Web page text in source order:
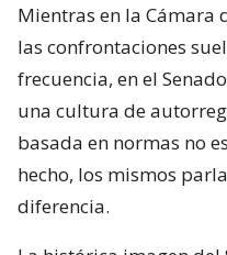
Mientras en la Cámara
las confrontaciones
frecuencia, en el
una cultura de
basada en normas no
hecho, los mismos
diferencia.